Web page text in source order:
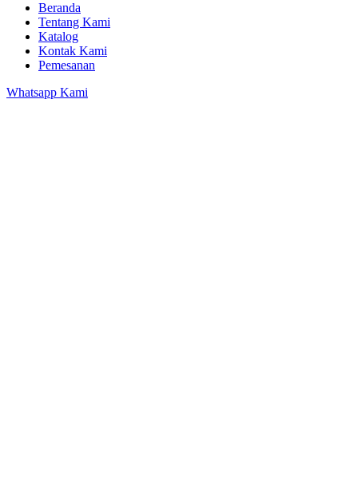
Beranda
Tentang Kami
Katalog
Kontak Kami
Pemesanan
Whatsapp Kami